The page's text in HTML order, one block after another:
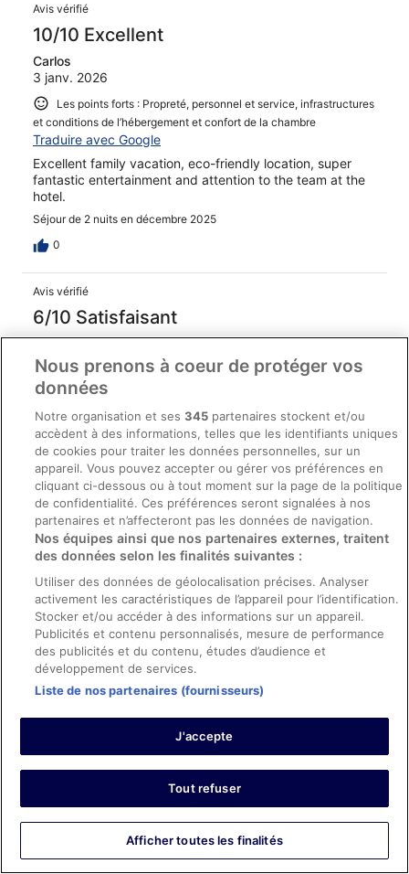
Avis vérifié
10/10 Excellent
Carlos
3 janv. 2026
Les points forts : Propreté, personnel et service, infrastructures
et conditions de l’hébergement et confort de la chambre
Traduire avec Google
Excellent family vacation, eco-friendly location, super
fantastic entertainment and attention to the team at the
hotel.
Séjour de 2 nuits en décembre 2025
0
Avis vérifié
6/10 Satisfaisant
Juan
10 avr. 2026
Les points forts : Propreté, personnel et service, équipements
Everything was good but the food varieties and it was
the same time every day,so it got plain at some point
,don't expect to much from the buffet's but the
restaurant's were nice and had lots of options
Séjour de 2 nuits en avril 2026
0
8/10 Bien
Miguel
13 févr. 2026
Les points forts : Propreté, équipements, infrastructures et
conditions de l’hébergement
Room cleanses very good, as well as staff outstanding.
Avis vérifié
6/10 Satisfaisant
Nous prenons à coeur de protéger vos
données
Notre organisation et ses345 partenaires stockent et/ou
accèdent à des informations, telles que les identifiants uniques
de cookies pour traiter les données personnelles, sur un
appareil. Vous pouvez accepter ou gérer vos préférences en
cliquant ci-dessous ou à tout moment sur la page de la politique
de confidentialité. Ces préférences seront signalées à nos
partenaires et n’affecteront pas les données de navigation.
Nos équipes ainsi que nos partenaires externes, traitent
des données selon les finalités suivantes :
Utiliser des données de géolocalisation précises. Analyser
activement les caractéristiques de l’appareil pour l’identification.
Stocker et/ou accéder à des informations sur un appareil.
Publicités et contenu personnalisés, mesure de performance
des publicités et du contenu, études d’audience et
développement de services.
Liste de nos partenaires (fournisseurs)
J'accepte
Tout refuser
Afficher toutes les finalités